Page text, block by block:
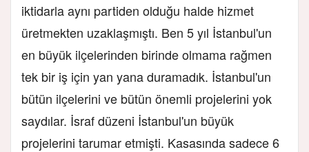
iktidarla aynı partiden olduğu halde hizmet
üretmekten uzaklaşmıştı. Ben 5 yıl İstanbul'un
en büyük ilçelerinden birinde olmama rağmen
tek bir iş için yan yana duramadık. İstanbul'un
bütün ilçelerini ve bütün önemli projelerini yok
saydılar. İsraf düzeni İstanbul'un büyük
projelerini tarumar etmişti. Kasasında sadece 6